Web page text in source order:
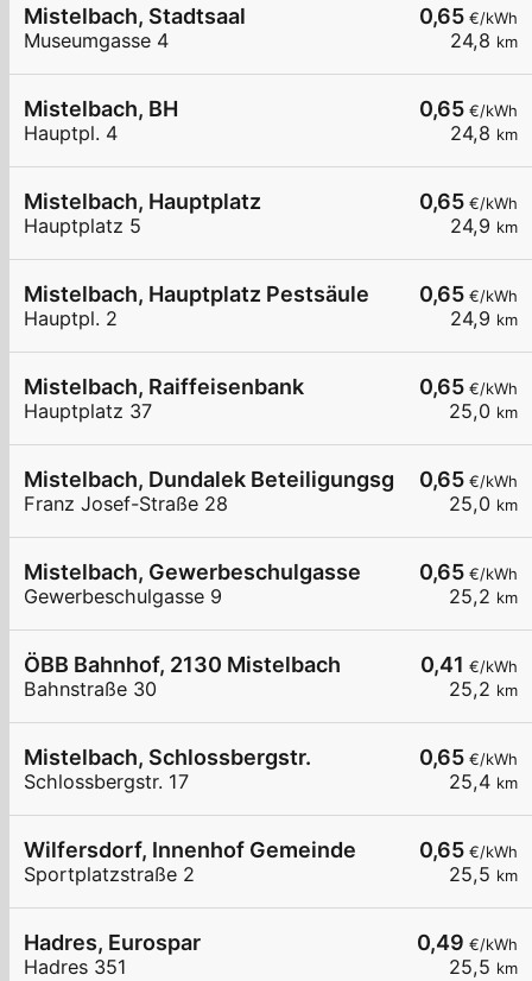
0,65 €/kWh
24,8 km
Mistelbach, Stadtsaal
Museumgasse 4
0,65 €/kWh
24,8 km
Mistelbach, BH
Hauptpl. 4
0,65 €/kWh
24,9 km
Mistelbach, Hauptplatz
Hauptplatz 5
0,65 €/kWh
24,9 km
Mistelbach, Hauptplatz Pestsäule
Hauptpl. 2
0,65 €/kWh
25,0 km
Mistelbach, Raiffeisenbank
Hauptplatz 37
0,65 €/kWh
25,0 km
Mistelbach, Dundalek BeteiligungsgmbH
Franz Josef-Straße 28
0,65 €/kWh
25,2 km
Mistelbach, Gewerbeschulgasse
Gewerbeschulgasse 9
0,41 €/kWh
25,2 km
ÖBB Bahnhof, 2130 Mistelbach
Bahnstraße 30
0,65 €/kWh
25,4 km
Mistelbach, Schlossbergstr.
Schlossbergstr. 17
0,65 €/kWh
25,5 km
Wilfersdorf, Innenhof Gemeinde
Sportplatzstraße 2
0,49 €/kWh
25,5 km
Hadres, Eurospar
Hadres 351